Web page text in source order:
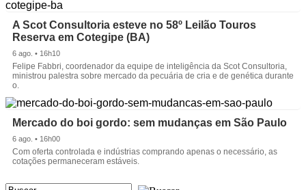
A Scot Consultoria esteve no 58º Leilão Touros
Reserva em Cotegipe (BA)
6 ago. • 16h10
Felipe Fabbri, coordenador da equipe de inteligência da Scot Consultoria,
ministrou palestra sobre mercado da pecuária de cria e de genética durante
o.
Mercado do boi gordo: sem mudanças em São Paulo
6 ago. • 16h00
Com oferta controlada e indústrias comprando apenas o necessário, as
cotações permaneceram estáveis.